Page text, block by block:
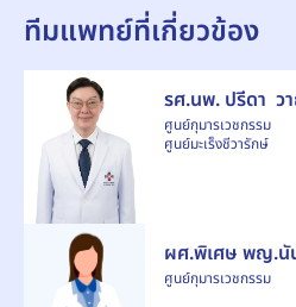
ทีมแพทย์ที่เกี่ยวข้อง
รศ.นพ. ปรีดา ว
ศูนย์กุมารเวชกรรม
ศูนย์มะเร็งชีวารักษ์
ผศ.พิเศษ พญ.นั
ศูนย์กุมารเวชกรรม